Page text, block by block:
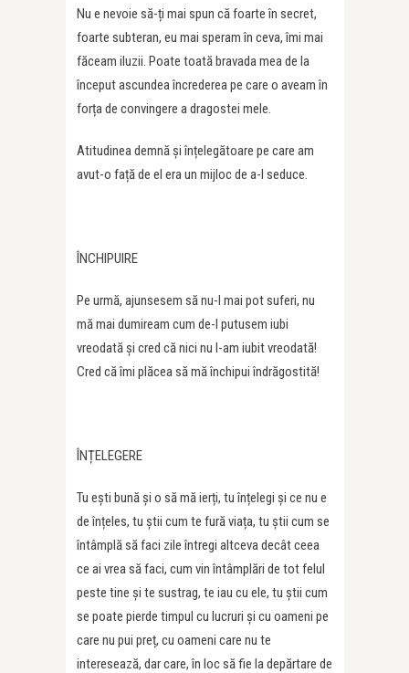
Nu e nevoie să-ți mai spun că foarte în secret,
foarte subteran, eu mai speram în ceva, îmi mai
făceam iluzii. Poate toată bravada mea de la
început ascundea încrederea pe care o aveam în
forța de convingere a dragostei mele.
Atitudinea demnă și înțelegătoare pe care am
avut-o față de el era un mijloc de a-l seduce.
ÎNCHIPUIRE
Pe urmă, ajunsesem să nu-l mai pot suferi, nu
mă mai dumiream cum de-l putusem iubi
vreodată și cred că nici nu l-am iubit vreodată!
Cred că îmi plăcea să mă închipui îndrăgostită!
ÎNȚELEGERE
Tu ești bună și o să mă ierți, tu înțelegi și ce nu e
de înțeles, tu știi cum te fură viața, tu știi cum se
întâmplă să faci zile întregi altceva decât ceea
ce ai vrea să faci, cum vin întâmplări de tot felul
peste tine și te sustrag, te iau cu ele, tu știi cum
se poate pierde timpul cu lucruri și cu oameni pe
care nu pui preț, cu oameni care nu te
interesează, dar care, în loc să fie la depărtare de